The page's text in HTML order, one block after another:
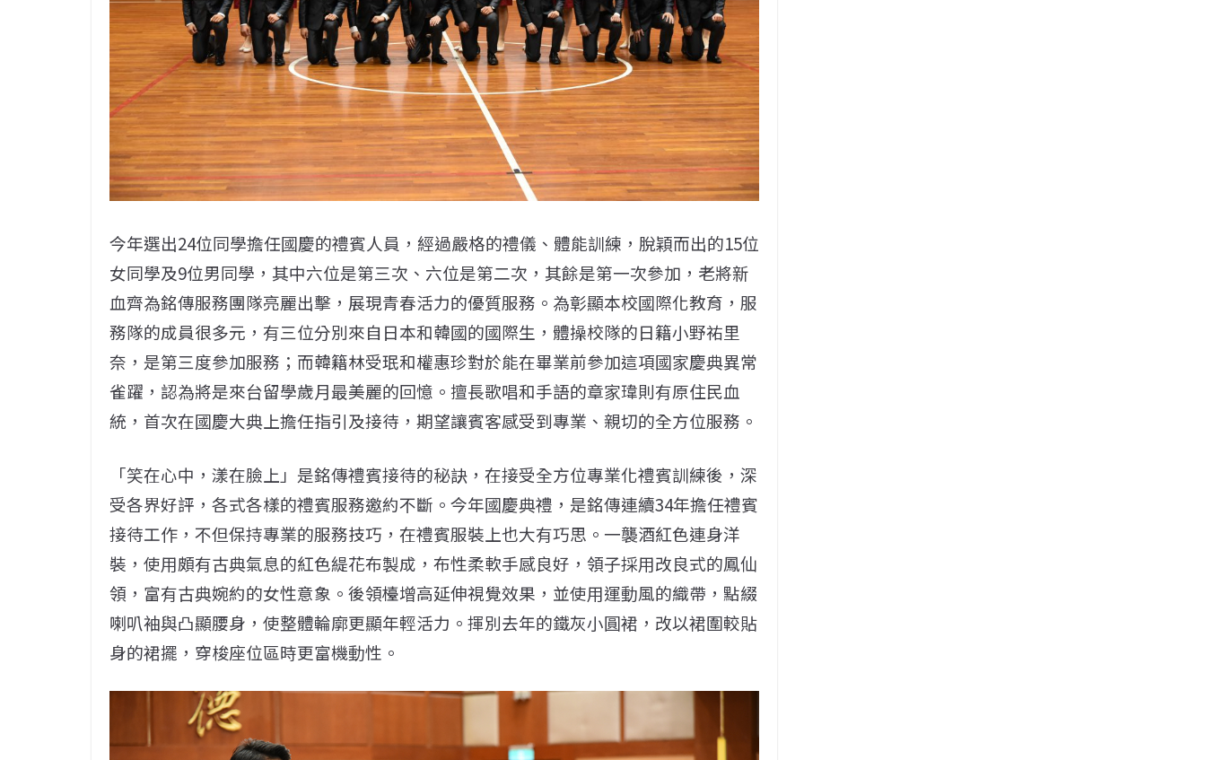
今年選出24位同學擔任國慶的禮賓人員，經過嚴格的禮儀、體能訓練，脫穎而出的15位
女同學及9位男同學，其中六位是第三次、六位是第二次，其餘是第一次參加，老將新
血齊為銘傳服務團隊亮麗出擊，展現青春活力的優質服務。為彰顯本校國際化教育，服
務隊的成員很多元，有三位分別來自日本和韓國的國際生，體操校隊的日籍小野祐里
奈，是第三度參加服務；而韓籍林受珉和權惠珍對於能在畢業前參加這項國家慶典異常
雀躍，認為將是來台留學歲月最美麗的回憶。擅長歌唱和手語的章家瑋則有原住民血
統，首次在國慶大典上擔任指引及接待，期望讓賓客感受到專業、親切的全方位服務。
「笑在心中，漾在臉上」是銘傳禮賓接待的秘訣，在接受全方位專業化禮賓訓練後，深
受各界好評，各式各樣的禮賓服務邀約不斷。今年國慶典禮，是銘傳連續34年擔任禮賓
接待工作，不但保持專業的服務技巧，在禮賓服裝上也大有巧思。一襲酒紅色連身洋
裝，使用頗有古典氣息的紅色緹花布製成，布性柔軟手感良好，領子採用改良式的鳳仙
領，富有古典婉約的女性意象。後領檯增高延伸視覺效果，並使用運動風的織帶，點綴
喇叭袖與凸顯腰身，使整體輪廓更顯年輕活力。揮別去年的鐵灰小圓裙，改以裙圍較貼
身的裙擺，穿梭座位區時更富機動性。